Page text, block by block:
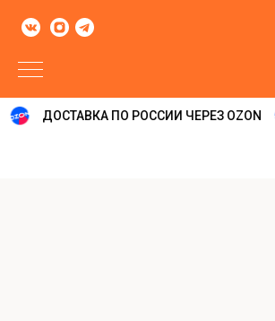
ДОСТАВКА ПО РОССИИ ЧЕРЕЗ OZON